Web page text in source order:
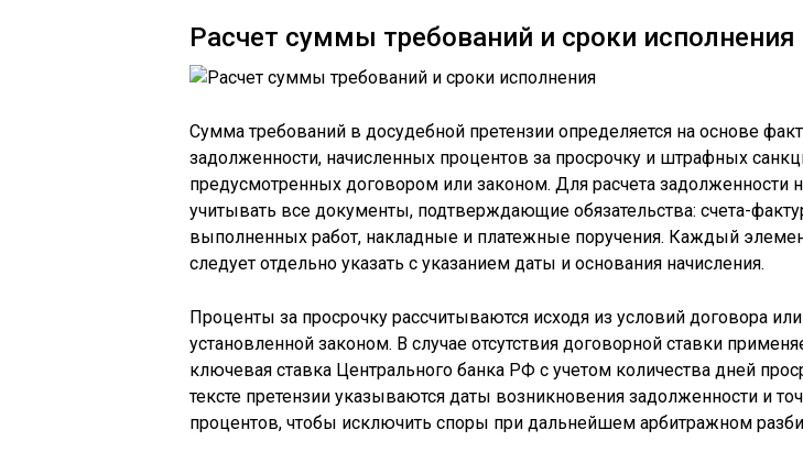
Расчет суммы требований и сроки исполнения
Сумма требований в досудебной претензии определяется на основе
задолженности, начисленных процентов за просрочку и штрафных
предусмотренных договором или законом. Для расчета задолженности
учитывать все документы, подтверждающие обязательства: счета-
выполненных работ, накладные и платежные поручения. Каждый
следует отдельно указать с указанием даты и основания начисления.
Проценты за просрочку рассчитываются исходя из условий договора
установленной законом. В случае отсутствия договорной ставки
ключевая ставка Центрального банка РФ с учетом количества дней
тексте претензии указываются даты возникновения задолженности и
процентов, чтобы исключить споры при дальнейшем арбитражном